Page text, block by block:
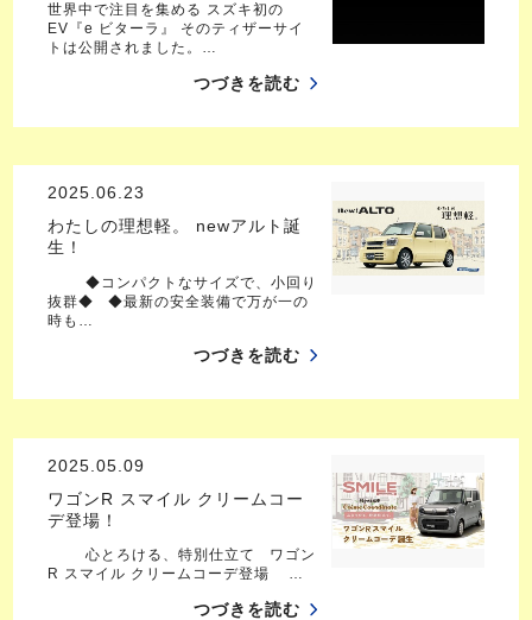
世界中で注目を集める スズキ初の
EV『e ビターラ』 そのティザーサイ
トは公開されました。…
つづきを読む
2025.06.23
わたしの理想軽。 newアルト誕
生！
◆コンパクトなサイズで、小回り
抜群◆ ◆最新の安全装備で万が一の
時も…
つづきを読む
2025.05.09
ワゴンR スマイル クリームコー
デ登場！
心とろける、特別仕立て ワゴン
R スマイル クリームコーデ登場 …
つづきを読む